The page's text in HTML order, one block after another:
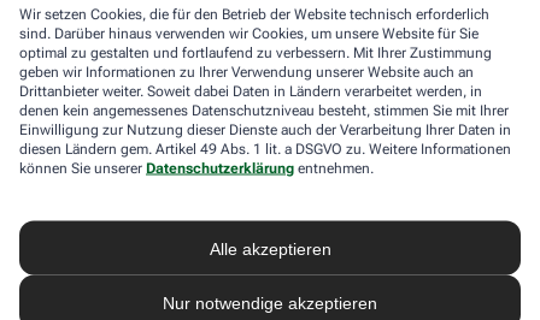
Wir setzen Cookies, die für den Betrieb der Website technisch erforderlich
sind. Darüber hinaus verwenden wir Cookies, um unsere Website für Sie
optimal zu gestalten und fortlaufend zu verbessern. Mit Ihrer Zustimmung
geben wir Informationen zu Ihrer Verwendung unserer Website auch an
Drittanbieter weiter. Soweit dabei Daten in Ländern verarbeitet werden, in
denen kein angemessenes Datenschutzniveau besteht, stimmen Sie mit Ihrer
Einwilligung zur Nutzung dieser Dienste auch der Verarbeitung Ihrer Daten in
diesen Ländern gem. Artikel 49 Abs. 1 lit. a DSGVO zu. Weitere Informationen
können Sie unserer Datenschutzerklärung entnehmen.
Alle akzeptieren
Nur notwendige akzeptieren
Regel gut verträglich. Dennoch sollten Sie die Anwendung ärztlich
besprechen, besonders bei gleichzeitiger Einnahme von
Medikamenten, die auf Dopamin-Rezeptoren wirken,
beispielsweise bei psychischen Erkrankungen. Ebenso sollte
Mönchspfeffer nicht in Schwangerschaft oder Stillzeit
eingenommen werden, da er u.a. die Milchproduktion stören
kann.